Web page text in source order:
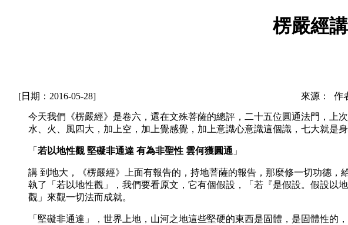
楞嚴經
[日期：2016-05-28] 來源： 作
今天我們《楞嚴經》是卷六，還在文殊菩薩的總評，二十五位圓通法門，上
水、火、風四大，加上空，加上覺感覺，加上意識心意識這個識，七大就是
「 若以地性觀 堅礙非通達 有為非聖性 雲何獲圓通 」
講 到地大，《楞嚴經》上面有報告的，持地菩薩的報告，那麼修一切功德
執了「若以地性觀」，我們要看原文，它有個假設，「若『是假設。假設以
觀」來觀一切法而成就。
「堅礙非通達」，世界上地，山河之地這些堅硬的東西是固體，是固體性